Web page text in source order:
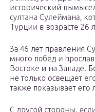
исторический
султана Сулеймана,
Турции в возрасте 26
За 46 лет правления
много побед и
Востоке и на Западе.
не только освещает
также показывает его
С другой стороны,